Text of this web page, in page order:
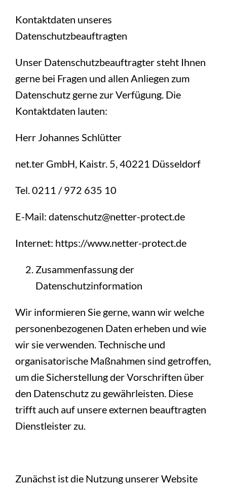
Kontaktdaten unseres
Datenschutzbeauftragten
Unser Datenschutzbeauftragter steht Ihnen
gerne bei Fragen und allen Anliegen zum
Datenschutz gerne zur Verfügung. Die
Kontaktdaten lauten:
Herr Johannes Schlütter
net.ter GmbH, Kaistr. 5, 40221 Düsseldorf
Tel. 0211 / 972 635 10
E-Mail: datenschutz@netter-protect.de
Internet: https://www.netter-protect.de
Zusammenfassung der
Datenschutzinformation
Wir informieren Sie gerne, wann wir welche
personenbezogenen Daten erheben und wie
wir sie verwenden. Technische und
organisatorische Maßnahmen sind getroffen,
um die Sicherstellung der Vorschriften über
den Datenschutz zu gewährleisten. Diese
trifft auch auf unsere externen beauftragten
Dienstleister zu.
Zunächst ist die Nutzung unserer Website